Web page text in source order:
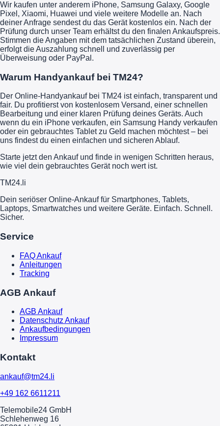
Wir kaufen unter anderem iPhone, Samsung Galaxy, Google
Pixel, Xiaomi, Huawei und viele weitere Modelle an. Nach
deiner Anfrage sendest du das Gerät kostenlos ein. Nach der
Prüfung durch unser Team erhältst du den finalen Ankaufspreis.
Stimmen die Angaben mit dem tatsächlichen Zustand überein,
erfolgt die Auszahlung schnell und zuverlässig per
Überweisung oder PayPal.
Warum Handyankauf bei TM24?
Der Online-Handyankauf bei TM24 ist einfach, transparent und
fair. Du profitierst von kostenlosem Versand, einer schnellen
Bearbeitung und einer klaren Prüfung deines Geräts. Auch
wenn du ein iPhone verkaufen, ein Samsung Handy verkaufen
oder ein gebrauchtes Tablet zu Geld machen möchtest – bei
uns findest du einen einfachen und sicheren Ablauf.
Starte jetzt den Ankauf und finde in wenigen Schritten heraus,
wie viel dein gebrauchtes Gerät noch wert ist.
TM24.li
Dein seriöser Online-Ankauf für Smartphones, Tablets,
Laptops, Smartwatches und weitere Geräte. Einfach. Schnell.
Sicher.
Service
FAQ Ankauf
Anleitungen
Tracking
AGB Ankauf
AGB Ankauf
Datenschutz Ankauf
Ankaufbedingungen
Impressum
Kontakt
ankauf@tm24.li
+49 162 6611211
Telemobile24 GmbH
Schlehenweg 16